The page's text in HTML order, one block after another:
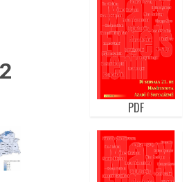
PDF